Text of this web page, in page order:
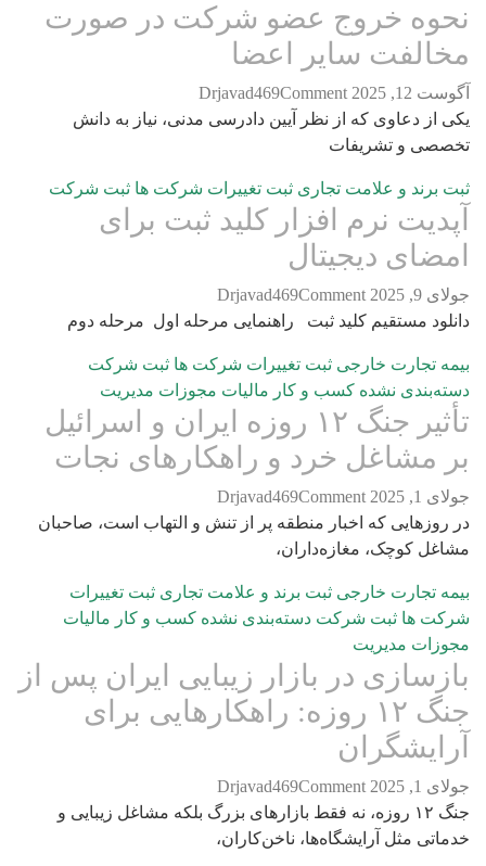
خروج عضو شرکت در صورت
سایر اعضا
2025
Drjavad469Comment
دعاوی که از نظر آیین دادرسی مدنی، نیاز به دانش
و تشریفات
و علامت تجاری ثبت تغییرات شرکت ها ثبت شرکت
نرم افزار کلید ثبت برای
دیجیتال
Drjavad469Comment
مستقیم کلید ثبت راهنمایی مرحله اول مرحله دوم
خارجی ثبت تغییرات شرکت ها ثبت شرکت
نشده کسب و کار مالیات مجوزات مدیریت
تأثیر جنگ ۱۲ روزه ایران و اسرائیل
خرد و راهکارهای نجات
Drjavad469Comment
که اخبار منطقه پر از تنش و التهاب است، صاحبان
کوچک، مغازه‌داران،
خارجی ثبت برند و علامت تجاری ثبت تغییرات
ها ثبت شرکت دسته‌بندی نشده کسب و کار مالیات
مدیریت
در بازار زیبایی ایران پس از
جنگ ۱۲ روزه: راهکارهایی برای
Drjavad469Comment
جنگ ۱۲ روزه، نه فقط بازارهای بزرگ بلکه مشاغل زیبایی و
مثل آرایشگاه‌ها، ناخن‌کاران،